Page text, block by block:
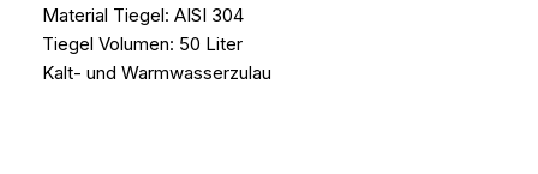
Material Tiegel: AISI 304
Tiegel Volumen: 50 Liter
Kalt- und Warmwasserzulau